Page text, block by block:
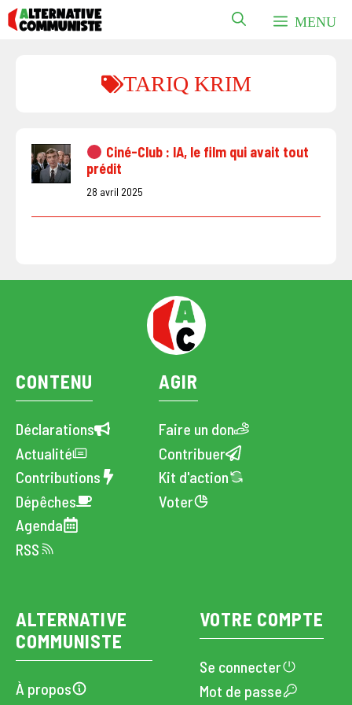
Aller
au
MENU
TARIQ KRIM
Ciné-Club : IA, le film qui avait tout
prédit
28 avril 2025
CONTENU
Déclarations
Actualité
Contributions
Dépêches
Agenda
RSS
AGIR
Faire un don
Contribuer
Kit d'action
Voter
ALTERNATIVE
COMMUNISTE
À propos
VOTRE COMPTE
Se connecter
Mot de passe